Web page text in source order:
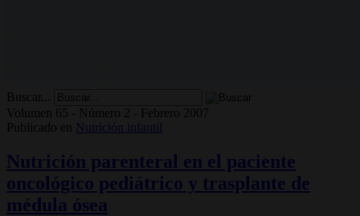
Buscar...
Volumen 65 - Número 2 - Febrero 2007
Publicado en
Nutrición infantil
Nutrición parenteral en el paciente
oncológico pediátrico y trasplante de
médula ósea